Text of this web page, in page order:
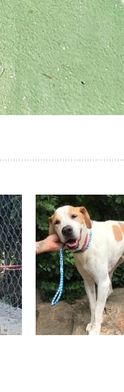
Körbchen gefunden
Blanco